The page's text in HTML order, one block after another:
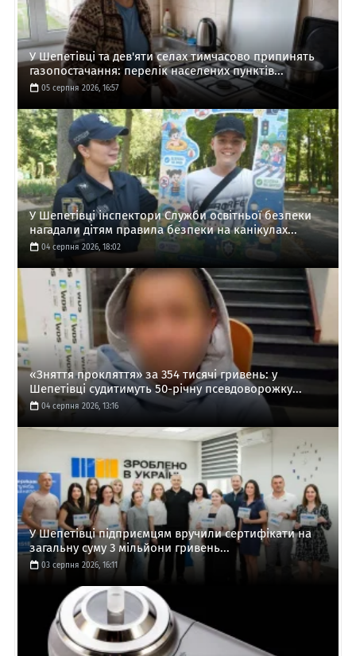
У Шепетівці та дев'яти селах тимчасово припинять
газопостачання: перелік населених пунктів...
05 серпня 2026, 16:57
У Шепетівці інспектори Служби освітньої безпеки
нагадали дітям правила безпеки на канікулах...
04 серпня 2026, 18:02
«Зняття прокляття» за 354 тисячі гривень: у
Шепетівці судитимуть 50-річну псевдоворожку...
04 серпня 2026, 13:16
У Шепетівці підприємцям вручили сертифікати на
загальну суму 3 мільйони гривень...
03 серпня 2026, 16:11